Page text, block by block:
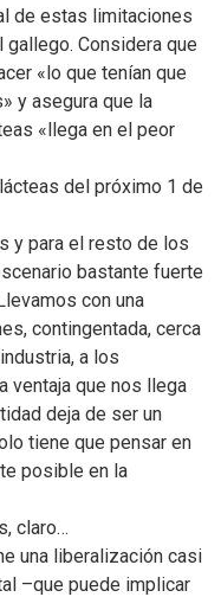
de estas limitaciones
Considera que
«lo que tenían que
y asegura que la
«llega en el peor
del próximo 1 de
y para el resto de los
bastante fuerte
con una
contingentada, cerca
a los
ventaja que nos llega
deja de ser un
tiene que pensar en
posible en la
claro…
una liberalización casi
–que puede implicar